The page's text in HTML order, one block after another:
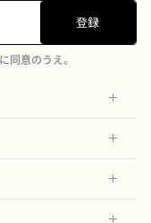
登録
に同意のうえ。